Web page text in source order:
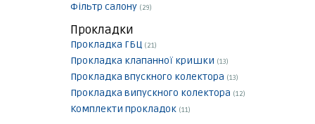
Фільтр салону (29)
Прокладки
Прокладка ГБЦ (21)
Прокладка клапанної кришки (13)
Прокладка впускного колектора (13)
Прокладка випускного колектора (12)
Комплекти прокладок (11)